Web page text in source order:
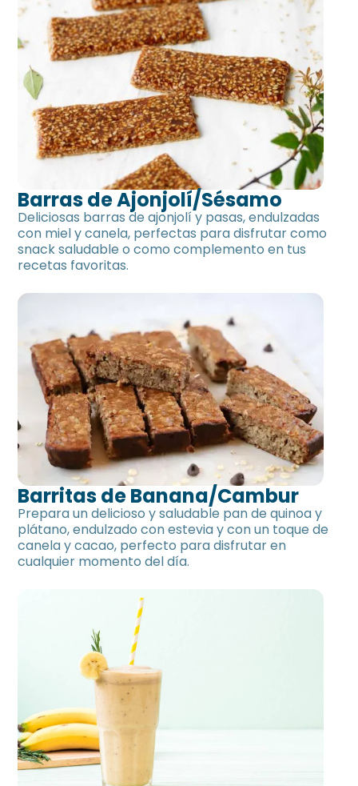
Barras de Ajonjolí/Sésamo
Deliciosas barras de ajonjolí y pasas, endulzadas
con miel y canela, perfectas para disfrutar como
snack saludable o como complemento en tus
recetas favoritas.
Barritas de Banana/Cambur
Prepara un delicioso y saludable pan de quinoa y
plátano, endulzado con estevia y con un toque de
canela y cacao, perfecto para disfrutar en
cualquier momento del día.